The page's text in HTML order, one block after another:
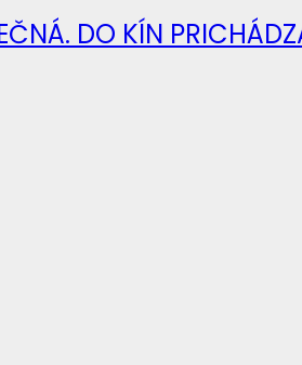
DO KÍN